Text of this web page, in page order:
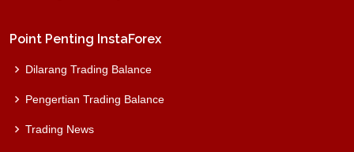
Point Penting InstaForex
Dilarang Trading Balance
Pengertian Trading Balance
Trading News